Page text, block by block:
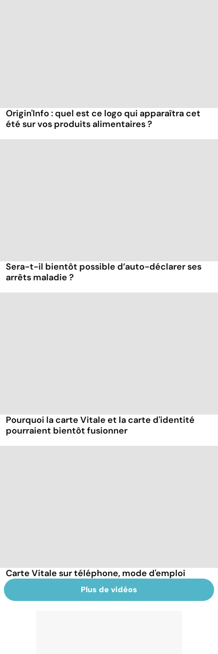
Origin'Info : quel est ce logo qui apparaîtra cet
été sur vos produits alimentaires ?
Sera-t-il bientôt possible d’auto-déclarer ses
arrêts maladie ?
Pourquoi la carte Vitale et la carte d'identité
pourraient bientôt fusionner
Carte Vitale sur téléphone, mode d'emploi
Plus de vidéos